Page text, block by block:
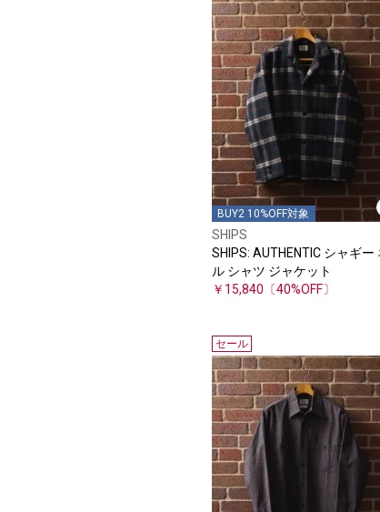
BUY2 10%OFF対象
SHIPS
SHIPS: AUTHENTIC シャギー
ル シャツ ジャケット
￥15,840 〔40%OFF〕
セール